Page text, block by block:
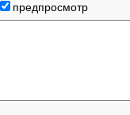
предпросмотр